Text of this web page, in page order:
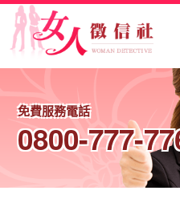
免費服務電話
0800-777-